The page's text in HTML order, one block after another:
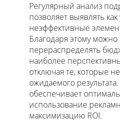
Регулярный анализ
позволяет выявлять
неэффективные
Благодаря этому
перераспределять
наиболее
отключая те, которые
ожидаемого
обеспечивает
использование
максимизацию ROI.